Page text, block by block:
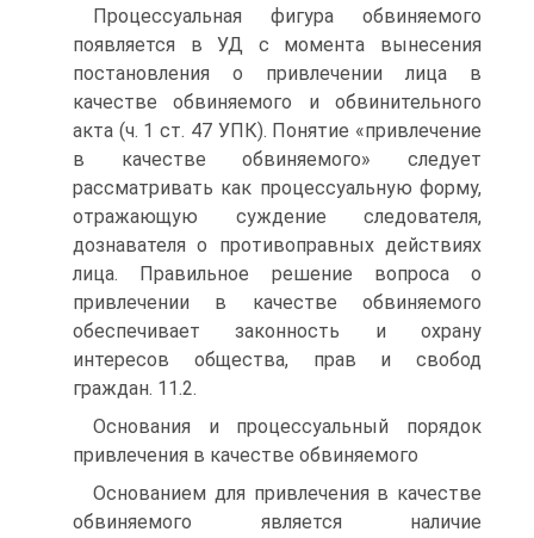
Процессуальная фигура обвиняемого
появляется в УД с момента вынесения
постановления о привлечении лица в
качестве обвиняемого и обвинительного
акта (ч. 1 ст. 47 УПК). Понятие «привлечение
в качестве обвиняемого» следует
рассматривать как процессуальную форму,
отражающую суждение следователя,
дознавателя о противоправных действиях
лица. Правильное решение вопроса о
привлечении в качестве обвиняемого
обеспечивает законность и охрану
интересов общества, прав и свобод
граждан. 11.2.
Основания и процессуальный порядок
привлечения в качестве обвиняемого
Основанием для привлечения в качестве
обвиняемого является наличие